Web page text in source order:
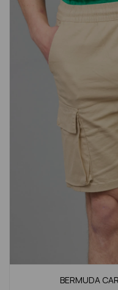
BERMUDA